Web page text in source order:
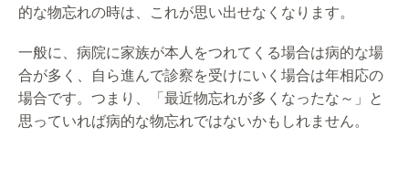
的な物忘れの時は、これが思い出せなくなります。
一般に、病院に家族が本人をつれてくる場合は病的な場
合が多く、
自ら進んで診察を受けにいく場合は年相応の
場合です。つまり、「 最近物忘れが多くなったな～」
と
思っていれば病的な物忘れではないかもしれません。